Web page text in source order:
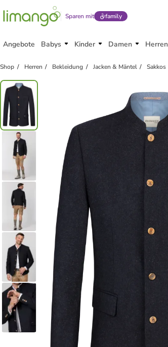
Sparen mit family
Angebote Babys Kinder Damen Herren
Shop Herren Bekleidung Jacken & Mäntel Sakkos